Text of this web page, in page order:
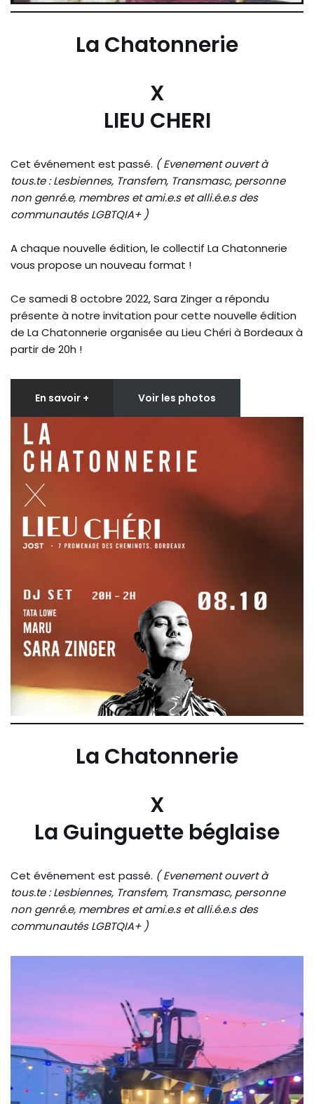
La Chatonnerie
X
LIEU CHERI
Cet événement est passé. ( Evenement ouvert à
tous.te : Lesbiennes, Transfem, Transmasc, personne
non genré.e, membres et ami.e.s et alli.é.e.s des
communautés LGBTQIA+ )
A chaque nouvelle édition, le collectif La Chatonnerie
vous propose un nouveau format !
Ce samedi 8 octobre 2022, Sara Zinger a répondu
présente à notre invitation pour cette nouvelle édition
de La Chatonnerie organisée au Lieu Chéri à Bordeaux à
partir de 20h !
En savoir + Voir les photos
La Chatonnerie
X
La Guinguette béglaise
Cet événement est passé. ( Evenement ouvert à
tous.te : Lesbiennes, Transfem, Transmasc, personne
non genré.e, membres et ami.e.s et alli.é.e.s des
communautés LGBTQIA+ )